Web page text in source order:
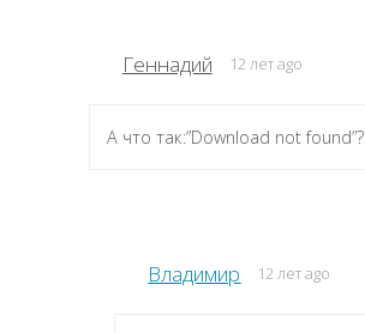
Геннадий 12 лет ago
А что так:”Download not found”?
Владимир 12 лет ago